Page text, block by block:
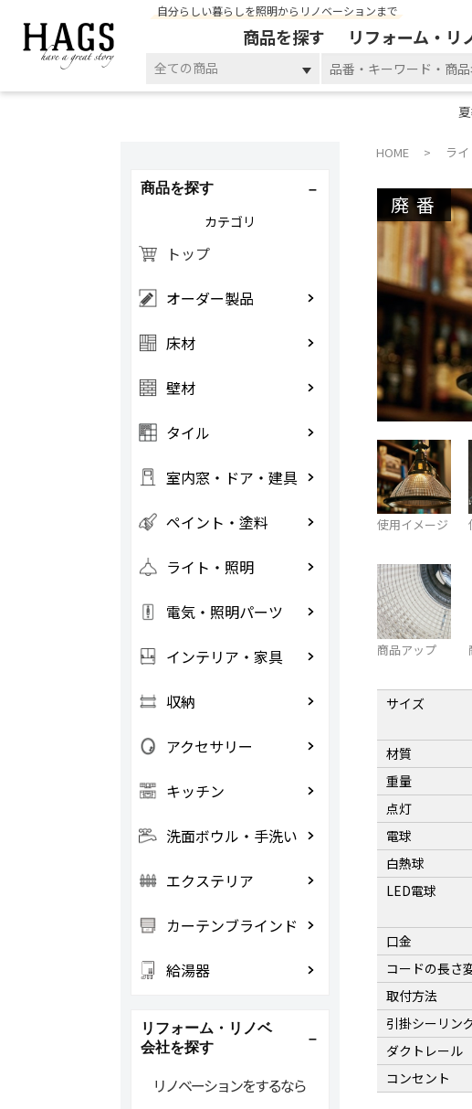
自分らしい暮らしを照明からリノベーションまで
商品を探す リフォーム・リ
全ての商品
HOME ラ
廃番
使用イメージ
商品アップ
サイズ
材質
重量
点灯
電球
白熱球
LED電球
口金
コードの長さ
取付方法
引掛シーリン
ダクトレール
コンセント
商品を探す
カテゴリ
トップ
オーダー製品
床材
壁材
タイル
室内窓・ドア・建具
ペイント・塗料
ライト・照明
電気・照明パーツ
インテリア・家具
収納
アクセサリー
キッチン
洗面ボウル・手洗い
エクステリア
カーテンブラインド
給湯器
リフォーム・リノベ
会社を探す
リノベーションをするなら